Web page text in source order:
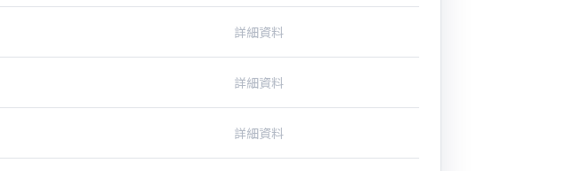
詳細資料
詳細資料
詳細資料